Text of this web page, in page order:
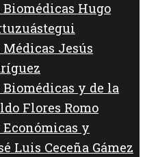
Hugo
Jesús
y de la
Flores Romo
y
Luis Ceceña Gámez